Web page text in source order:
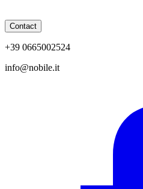
Contact
+39 0665002524
info@nobile.it